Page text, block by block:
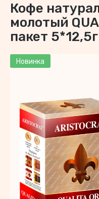
Кофе
молотый
пакет 5*12,5г
Новинка